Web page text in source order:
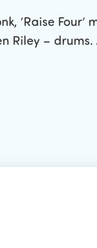
‘Raise
Riley –